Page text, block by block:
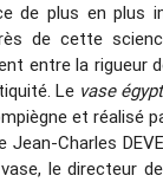
de plus en plus
de cette
entre la rigueur
Le vase
et réalisé
Charles
le directeur